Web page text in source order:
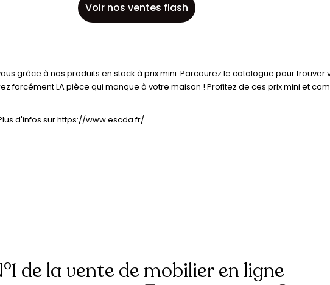
Voir nos ventes flash
grâce à nos produits en stock à prix mini. Parcourez le catalogue pour
forcément LA pièce qui manque à votre maison ! Profitez de ces prix mini et
d'infos sur https://www.escda.fr/
de la vente de mobilier en ligne